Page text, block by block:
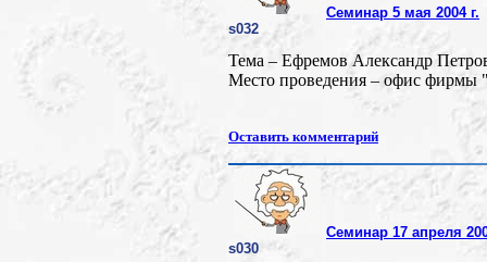
Семинар 5 мая 2004 г.
s032
Тема – Ефремов Александр
Место проведения – офис фирмы
Оставить комментарий
Семинар 17 апреля
s030